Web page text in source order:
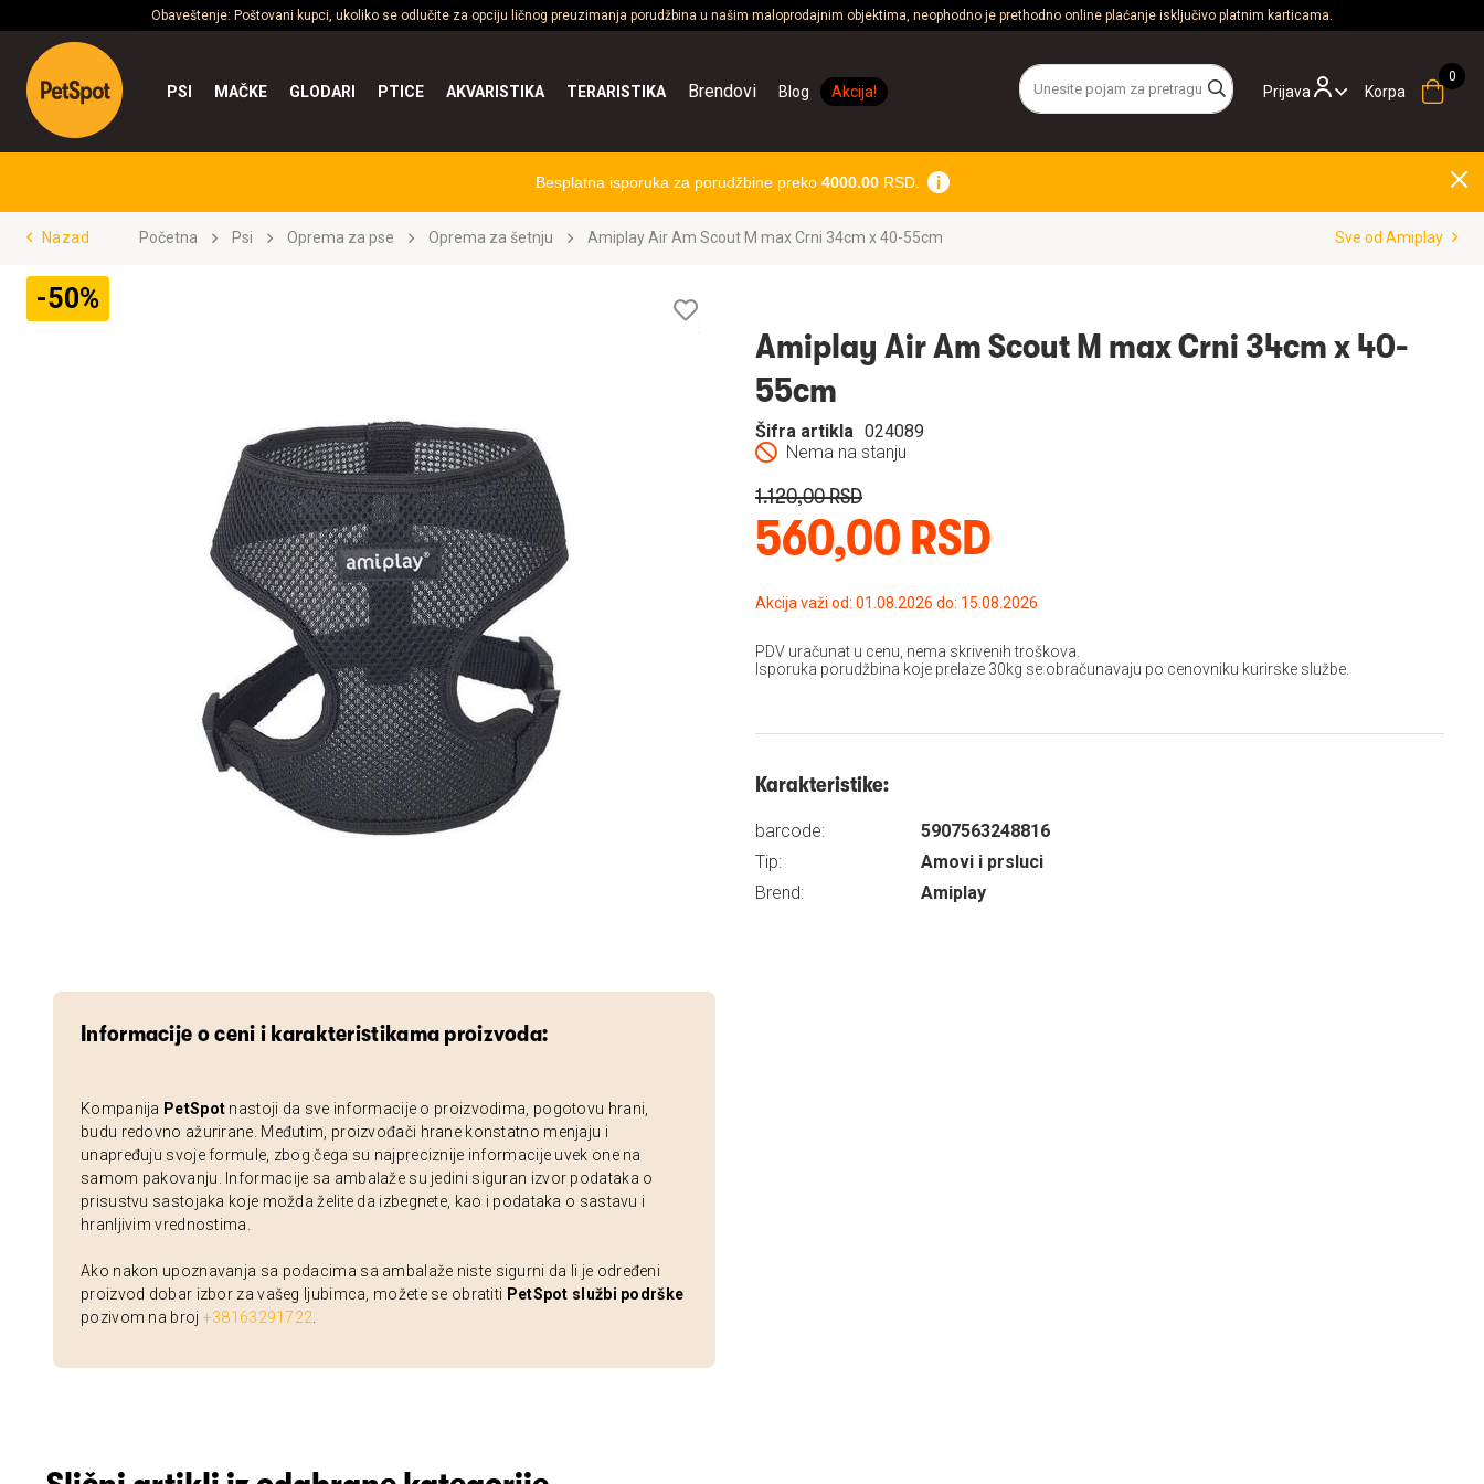
Obaveštenje: Poštovani kupci, ukoliko se odlučite za opciju ličnog preuzimanja porudžbina u našim maloprodajnim objektima, neophodno je prethodno online plaćanje isključivo platnim karticama.
Prijava
PSI MAČKE GLODARI PTICE AKVARISTIKA TERARISTIKA Brendovi Blog Akcija! Korpa
Besplatna isporuka za porudžbine preko 4000.00RSD.
Nazad Početna Psi Oprema za pse Oprema za šetnju Amiplay Air Am Scout M max Crni 34cm x 40-55cm Sve od Amiplay
-50%
Informacije o ceni i karakteristikama proizvoda:
Kompanija PetSpot nastoji da sve informacije o proizvodima, pogotovu hrani,
budu redovno ažurirane. Međutim, proizvođači hrane konstatno menjaju i
unapređuju svoje formule, zbog čega su najpreciznije informacije uvek one na
samom pakovanju. Informacije sa ambalaže su jedini siguran izvor podataka o
prisustvu sastojaka koje možda želite da izbegnete, kao i podataka o sastavu i
hranljivim vrednostima.
Ako nakon upoznavanja sa podacima sa ambalaže niste sigurni da li je određeni
proizvod dobar izbor za vašeg ljubimca, možete se obratiti PetSpot službi podrške
pozivom na broj +38163291722
želja
Amiplay Air Am Scout M max Crni 34cm x 40-
55cm
Nema na stanju
Šifra artikla 024089
560,00 RSD
1.120,00 RSD
Akcija važi od: 01.08.2026 do: 15.08.2026
PDV uračunat u cenu, nema skrivenih troškova.
Isporuka porudžbina koje prelaze 30kg se obračunavaju po cenovniku kurirske službe.
Karakteristike:
barcode:
5907563248816
Tip:
Amovi i prsluci
Brend:
Amiplay